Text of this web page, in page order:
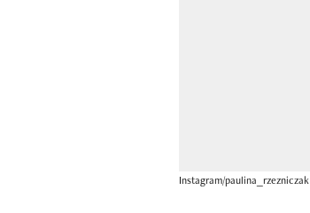
Instagram/paulina_rzezniczak